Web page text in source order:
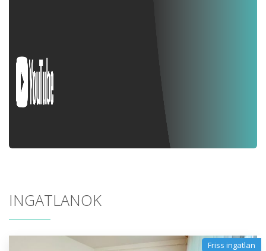
INGATLANOK
Friss ingatlan